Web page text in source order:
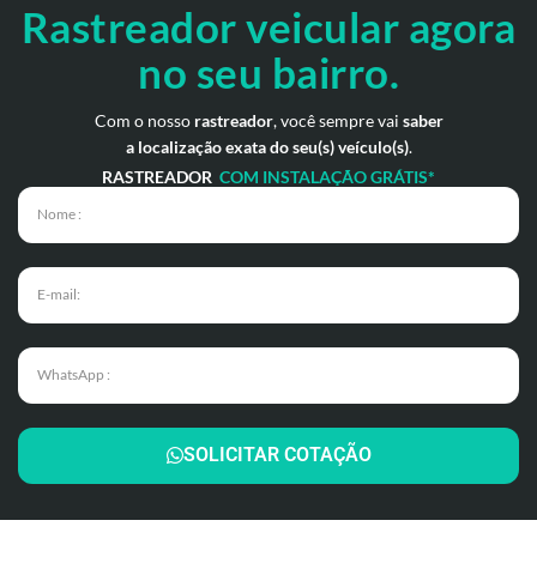
Rastreador veicular agora
no seu bairro.
Com o nosso rastreador, você sempre vai saber
a localização exata do seu(s) veículo(s).
RASTREADOR COM INSTALAÇÃO GRÁTIS*
SOLICITAR COTAÇÃO